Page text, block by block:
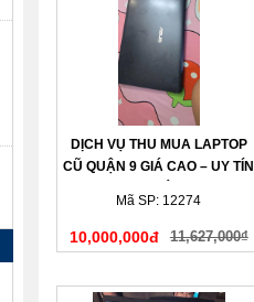
DỊCH VỤ THU MUA LAPTOP
CŨ QUẬN 9 GIÁ CAO – UY TÍN
Mã SP: 12274
10,000,000đ 11,627,000₫